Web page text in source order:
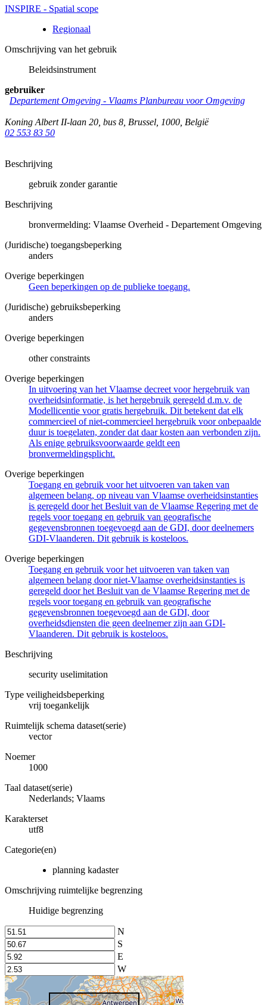
INSPIRE - Spatial scope
Regionaal
Omschrijving van het gebruik
Beleidsinstrument
gebruiker
Departement Omgeving - Vlaams Planbureau voor Omgeving
Koning Albert II-laan 20, bus 8 Brussel 1000 België
02 553 83 50
Beschrijving
gebruik zonder garantie
Beschrijving
bronvermelding: Vlaamse Overheid - Departement Omgeving
(Juridische) toegangsbeperking
anders
Overige beperkingen
Geen beperkingen op de publieke toegang.
(Juridische) gebruiksbeperking
anders
Overige beperkingen
other constraints
Overige beperkingen
In uitvoering van het Vlaamse decreet voor hergebruik van
overheidsinformatie, is het hergebruik geregeld d.m.v. de
Modellicentie voor gratis hergebruik. Dit betekent dat elk
commercieel of niet-commercieel hergebruik voor onbepaalde
duur is toegelaten, zonder dat daar kosten aan verbonden zijn.
Als enige gebruiksvoorwaarde geldt een
bronvermeldingsplicht.
Overige beperkingen
Toegang en gebruik voor het uitvoeren van taken van
algemeen belang, op niveau van Vlaamse overheidsinstanties
is geregeld door het Besluit van de Vlaamse Regering met de
regels voor toegang en gebruik van geografische
gegevensbronnen toegevoegd aan de GDI, door deelnemers
GDI-Vlaanderen. Dit gebruik is kosteloos.
Overige beperkingen
Toegang en gebruik voor het uitvoeren van taken van
algemeen belang door niet-Vlaamse overheidsinstanties is
geregeld door het Besluit van de Vlaamse Regering met de
regels voor toegang en gebruik van geografische
gegevensbronnen toegevoegd aan de GDI, door
overheidsdiensten die geen deelnemer zijn aan GDI-
Vlaanderen. Dit gebruik is kosteloos.
Beschrijving
security uselimitation
Type veiligheidsbeperking
vrij toegankelijk
Ruimtelijk schema dataset(serie)
vector
Noemer
1000
Taal dataset(serie)
Nederlands; Vlaams
Karakterset
utf8
Categorie(en)
planning kadaster
Omschrijving ruimtelijke begrenzing
Huidige begrenzing
N
S
E
W